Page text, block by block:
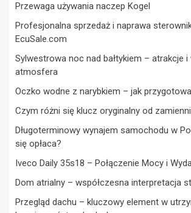
Przewaga używania naczep Kogel
Profesjonalna sprzedaż i naprawa
EcuSale.com
Sylwestrowa noc nad bałtykiem – atrakcje
atmosfera
Oczko wodne z narybkiem – jak
Czym różni się klucz oryginalny od
Długoterminowy wynajem samochodu w
się opłaca?
Iveco Daily 35s18 – Połączenie Mocy i
Dom atrialny – współczesna interpretacja
Przegląd dachu – kluczowy element w